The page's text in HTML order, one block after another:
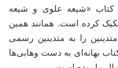
کتاب «شیعه علوی و شیعه
کرده است. همانند همین
را به متدینین رسمی
بهانه‌ای به دست وهابی‌ها